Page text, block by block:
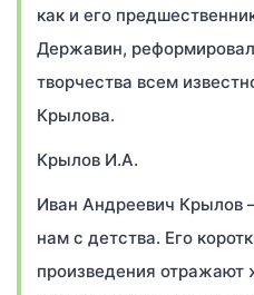
как и его
Державин,
творчества всем
Крылова.
Крылов И.А.
Иван Андреевич Крылов
нам с детства. Его
произведения отражают